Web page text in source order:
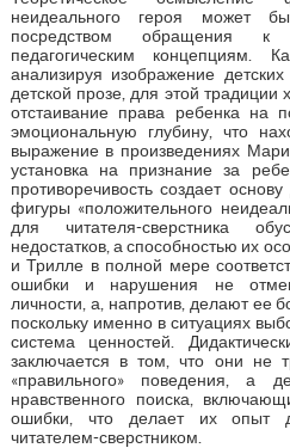
неидеального героя может
посредством обращения к
педагогическим концепциям.
анализируя изображение
детской прозе, для этой традиции
отстаивание права ребенка на
эмоциональную глубину, что
выражение в произведениях
установка на признание за
противоречивость создает
фигуры «положительного
для читателя-сверстника
недостатков, а способностью их
и Трилле в полной мере
ошибки и нарушения не
личности, а, напротив, делают ее
поскольку именно в ситуациях
система ценностей.
заключается в том, что они не
«правильного» поведения, а
нравственного поиска,
ошибки, что делает их опыт
читателем-сверстником.